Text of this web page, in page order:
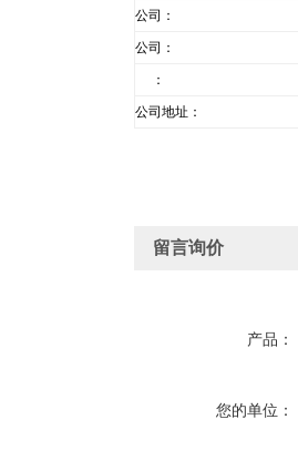
公司：
公司：
：
公司地址：
留言询价
产品：
您的单位：